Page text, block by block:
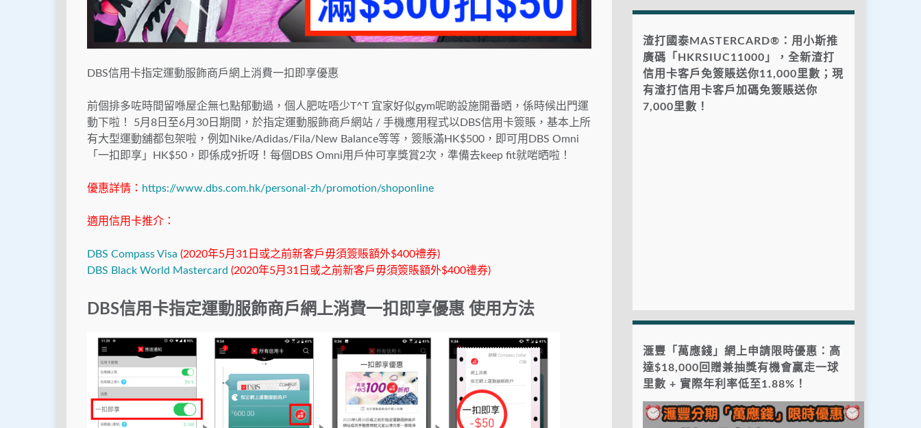
DBS信用卡指定運動服飾商戶網上消費一扣即享優惠
前個排多咗時間留喺屋企無乜點郁動過，個人肥咗唔少T^T 宜家好似gym呢啲設施開番晒，係時候出門運
動下啦！ 5月8日至6月30日期間，於指定運動服飾商戶網站 / 手機應用程式以DBS信用卡簽賬，基本上所
有大型運動舖都包架啦，例如Nike/Adidas/Fila/New Balance等等，簽賬滿HK$500，即可用DBS Omni
「一扣即享」HK$50，即係成9折呀！每個DBS Omni用戶仲可享獎賞2次，準備去keep fit就啱晒啦！
優惠詳情： https://www.dbs.com.hk/personal-zh/promotion/shoponline
適用信用卡推介：
DBS Compass Visa (2020年5月31日或之前新客戶毋須簽賬額外$400禮券)
DBS Black World Mastercard (2020年5月31日或之前新客戶毋須簽賬額外$400禮券)
DBS信用卡指定運動服飾商戶網上消費一扣即享優惠 使用方法
渣打國泰MASTERCARD®：用小斯推
廣碼「HKRSIUC11000」，全新渣打
信用卡客戶免簽賬送你11,000里數；現
有渣打信用卡客戶加碼免簽賬送你
7,000里數！
滙豐「萬應錢」網上申請限時優惠：高
達$18,000回贈兼抽獎有機會贏走一球
里數 + 實際年利率低至1.88%！